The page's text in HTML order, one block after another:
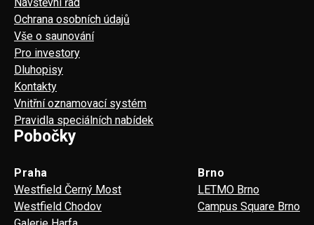
Návštěvní řád
Ochrana osobních údajů
Vše o saunování
Pro investory
Dluhopisy
Kontakty
Vnitřní oznamovací systém
Pravidla speciálních nabídek
Pobočky
Praha
Westfield Černý Most
Westfield Chodov
Brno
LETMO Brno
Campus Square Brno